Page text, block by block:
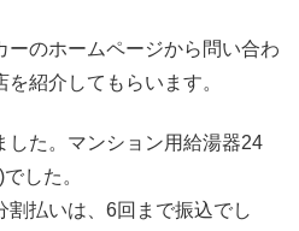
ーのホームページから問い合わ
紹介してもらいます。
した。マンション用給湯器24
した。
払いは、6回まで振込でし